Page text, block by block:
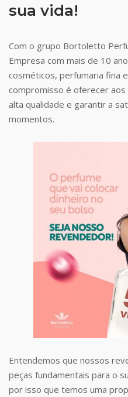
sua vida!
Com o grupo Bortoletto
Empresa com mais de 10
cosméticos, perfumaria fina
compromisso é oferecer
alta qualidade e garantir a
momentos.
Entendemos que nossos
peças fundamentais para o
por isso que temos uma